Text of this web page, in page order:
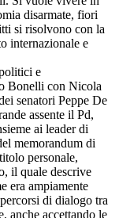
disarmate, fiori
si risolvono con la
internazionale e
e
Bonelli con Nicola
senatori Peppe De
assente il Pd,
ai leader di
memorandum di
personale,
il quale descrive
era ampiamente
di dialogo tra
anche accettando le